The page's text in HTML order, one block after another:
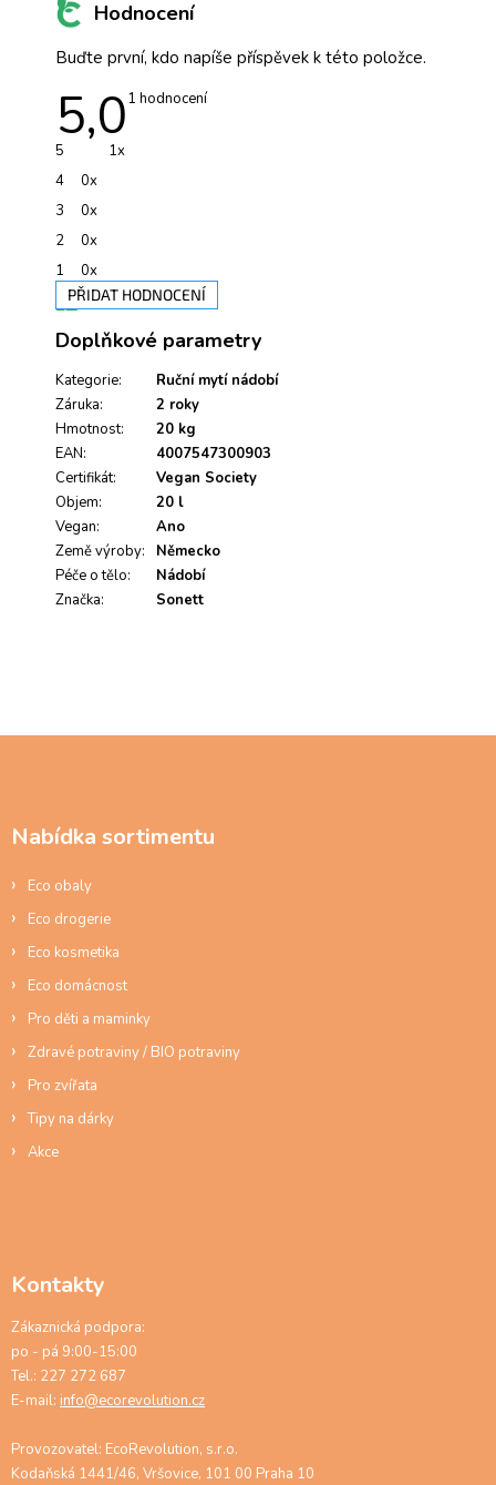
Hodnocení
Buďte první, kdo napíše příspěvek k této položce.
5,0Průměrné
1 hodnocení
5
1x
4
0x
3
0x
2
0x
1
0x
PŘIDAT HODNOCENÍ
ý
i
s
h
d
n
o
c
e
n
í
Doplňkové parametry
Kategorie:
Ruční mytí nádobí
Záruka:
2 roky
Hmotnost:
20 kg
EAN:
4007547300903
Certifikát:
Vegan Society
Objem:
20 l
Vegan:
Ano
Země výroby:
Německo
Péče o tělo:
Nádobí
Značka: Sonett
Nabídka sortimentu
Eco obaly
Eco drogerie
Eco kosmetika
Eco domácnost
Pro děti a maminky
Zdravé potraviny / BIO potraviny
Pro zvířata
Tipy na dárky
Akce
Kontakty
Zákaznická podpora:
po - pá 9:00-15:00
Tel.: 227 272 687
E-mail: info@ecorevolution.cz
Provozovatel: EcoRevolution, s.r.o.
Kodaňská 1441/46, Vršovice, 101 00 Praha 10